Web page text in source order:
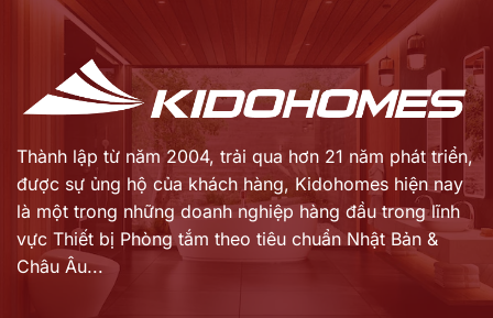
8.736.000 ₫.
Thành lập từ năm 2004, trải qua hơn 21 năm phát triển,
được sự ủng hộ của khách hàng, Kidohomes hiện nay
là một trong những doanh nghiệp hàng đầu trong lĩnh
vực Thiết bị Phòng tắm theo tiêu chuẩn Nhật Bản &
Châu Âu...